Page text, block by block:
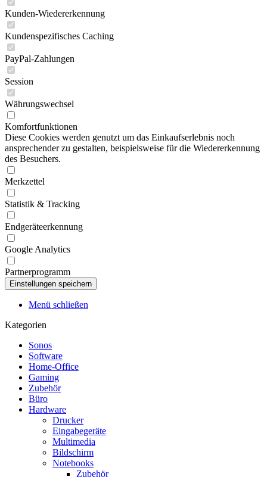
Kunden-Wiedererkennung
Kundenspezifisches Caching
PayPal-Zahlungen
Session
Währungswechsel
Komfortfunktionen
Diese Cookies werden genutzt um das Einkaufserlebnis noch
ansprechender zu gestalten, beispielsweise für die Wiedererkennung
des Besuchers.
Merkzettel
Statistik & Tracking
Endgeräteerkennung
Google Analytics
Partnerprogramm
Menü schließen
Kategorien
Sonos
Software
Home-Office
Gaming
Zubehör
Büro
Hardware
Drucker
Eingabegeräte
Multimedia
Bildschirm
Notebooks
Zubehör